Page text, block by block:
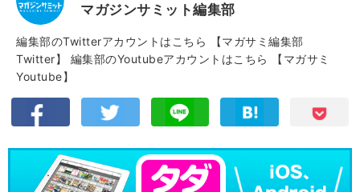
マガジンサミット編集部
編集部のTwitterアカウントはこちら
【マガサミ編集部
Twitter】
編集部のYoutubeアカウントはこちら
【マガサミ
Youtube】